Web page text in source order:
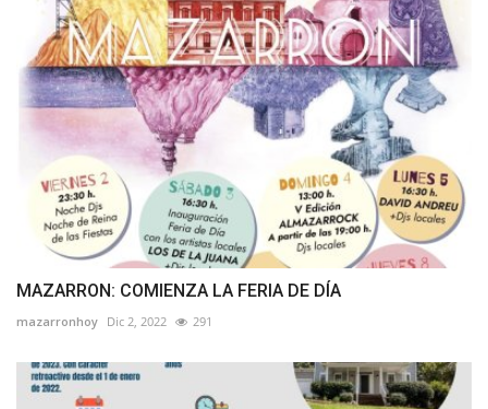
MAZARRON: COMIENZA LA FERIA DE DÍA
mazarronhoy Dic 2, 2022 291